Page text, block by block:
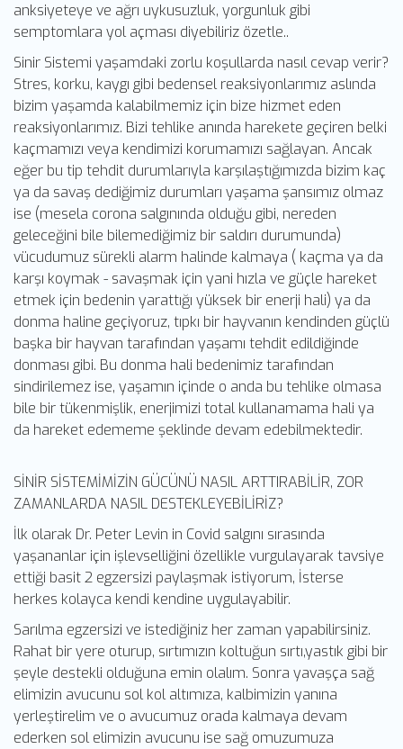
anksiyeteye ve ağrı uykusuzluk, yorgunluk gibi
semptomlara yol açması diyebiliriz özetle..
Sinir Sistemi yaşamdaki zorlu koşullarda nasıl cevap verir?
Stres, korku, kaygı gibi bedensel reaksiyonlarımız aslında
bizim yaşamda kalabilmemiz için bize hizmet eden
reaksiyonlarımız. Bizi tehlike anında harekete geçiren belki
kaçmamızı veya kendimizi korumamızı sağlayan. Ancak
eğer bu tip tehdit durumlarıyla karşılaştığımızda bizim kaç
ya da savaş dediğimiz durumları yaşama şansımız olmaz
ise (mesela corona salgınında olduğu gibi, nereden
geleceğini bile bilemediğimiz bir saldırı durumunda)
vücudumuz sürekli alarm halinde kalmaya ( kaçma ya da
karşı koymak - savaşmak için yani hızla ve güçle hareket
etmek için bedenin yarattığı yüksek bir enerji hali) ya da
donma haline geçiyoruz, tıpkı bir hayvanın kendinden güçlü
başka bir hayvan tarafından yaşamı tehdit edildiğinde
donması gibi. Bu donma hali bedenimiz tarafından
sindirilemez ise, yaşamın içinde o anda bu tehlike olmasa
bile bir tükenmişlik, enerjimizi total kullanamama hali ya
da hareket edememe şeklinde devam edebilmektedir.
SİNİR SİSTEMİMİZİN GÜCÜNÜ NASIL ARTTIRABİLİR, ZOR
ZAMANLARDA NASIL DESTEKLEYEBİLİRİZ?
İlk olarak Dr. Peter Levin in Covid salgını sırasında
yaşananlar için işlevselliğini özellikle vurgulayarak tavsiye
ettiği basit 2 egzersizi paylaşmak istiyorum, İsterse
herkes kolayca kendi kendine uygulayabilir.
Sarılma egzersizi ve istediğiniz her zaman yapabilirsiniz.
Rahat bir yere oturup, sırtımızın koltuğun sırtı,yastık gibi bir
şeyle destekli olduğuna emin olalım. Sonra yavaşça sağ
elimizin avucunu sol kol altımıza, kalbimizin yanına
yerleştirelim ve o avucumuz orada kalmaya devam
ederken sol elimizin avucunu ise sağ omuzumuza